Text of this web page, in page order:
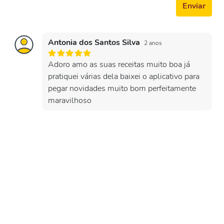
Enviar
Antonia dos Santos Silva 2 anos
Adoro amo as suas receitas muito boa já
pratiquei várias dela baixei o aplicativo para
pegar novidades muito bom perfeitamente
maravilhoso